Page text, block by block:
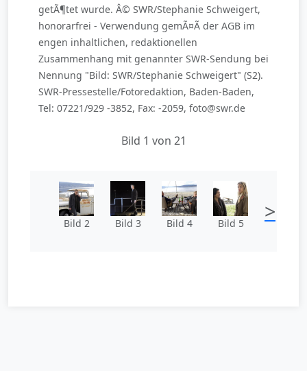
getÃ¶tet wurde. Â© SWR/Stephanie Schweigert,
honorarfrei - Verwendung gemÃ¤Ã der AGB im
engen inhaltlichen, redaktionellen
Zusammenhang mit genannter SWR-Sendung bei
Nennung "Bild: SWR/Stephanie Schweigert" (S2).
SWR-Pressestelle/Fotoredaktion, Baden-Baden,
Tel: 07221/929 -3852, Fax: -2059, foto@swr.de
Bild 1 von 21
Bild 2 Bild 3 Bild 4 Bild 5 >